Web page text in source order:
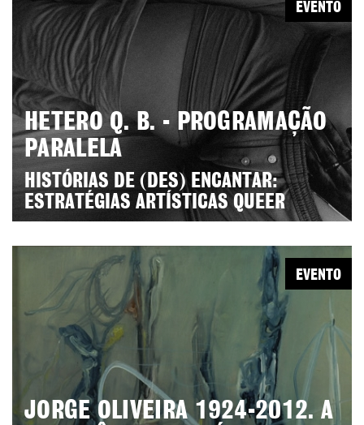
HETERO Q. B. - PROGRAMAÇÃO
PARALELA
HISTÓRIAS DE (DES) ENCANTAR:
ESTRATÉGIAS ARTÍSTICAS QUEER
EVENTO
JORGE OLIVEIRA 1924-2012. A
EVENTO